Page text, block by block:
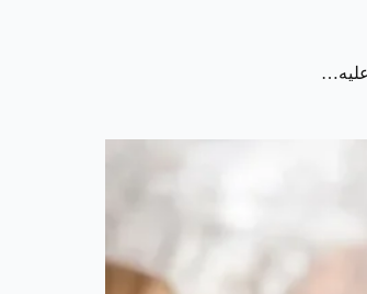
عليه…